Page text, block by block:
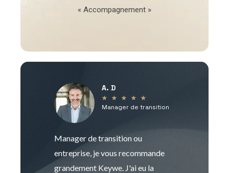
« Accompagnement »
A. D
★ ★ ★ ★ ★
Manager de transition
Manager de transition ou
entreprise, je vous recommande
grandement Keywe. J'ai eu la